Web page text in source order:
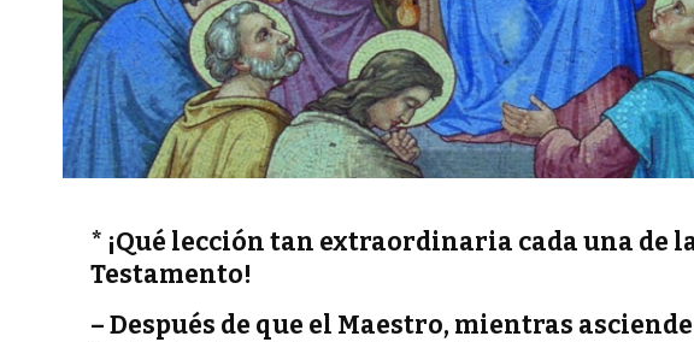
* ¡Qué lección tan extraordinaria cada una de
Testamento!
– Después de que el Maestro, mientras